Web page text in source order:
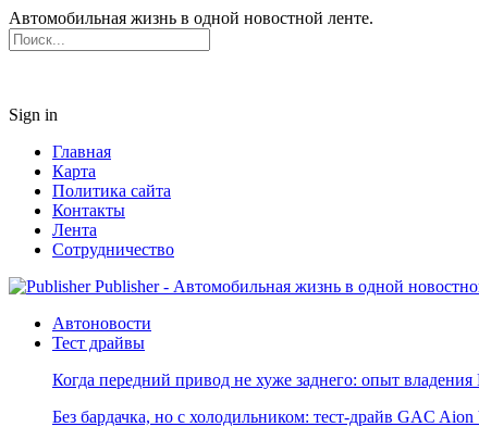
Автомобильная жизнь в одной новостной ленте.
Sign in
Главная
Карта
Политика сайта
Контакты
Лента
Сотрудничество
Publisher - Автомобильная жизнь в одной
Автоновости
Тест драйвы
Когда передний привод не хуже заднего: опыт
Без бардачка, но с холодильником: тест-драйв GAC